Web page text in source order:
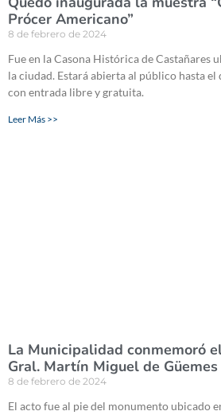
Prócer Americano”
8 de febrero de 2024
Fue en la Casona Histórica de Castañares
la ciudad. Estará abierta al público hasta
con entrada libre y gratuita.
Leer Más >>
La Municipalidad conmemoró
Gral. Martín Miguel de Güemes
8 de febrero de 2024
El acto fue al pie del monumento ubicado